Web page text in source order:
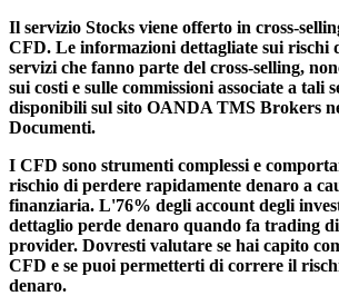
Il servizio Stocks viene offerto in cross-
CFD. Le informazioni dettagliate sui rischi
servizi che fanno parte del cross-selling,
sui costi e sulle commissioni associate a tali
disponibili sul sito OANDA TMS Brokers
Documenti.
I CFD sono strumenti complessi e
rischio di perdere rapidamente denaro a
finanziaria. L'76% degli account degli
dettaglio perde denaro quando fa trading
provider. Dovresti valutare se hai capito
CFD e se puoi permetterti di correre il
denaro.